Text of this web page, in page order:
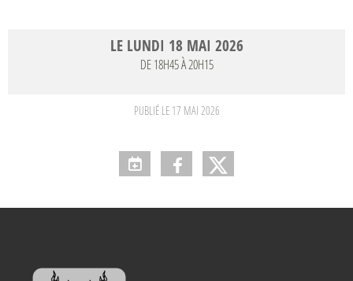
LE LUNDI 18 MAI 2026
DE 18H45 À 20H15
PUBLIÉ LE 17 MAI 2026